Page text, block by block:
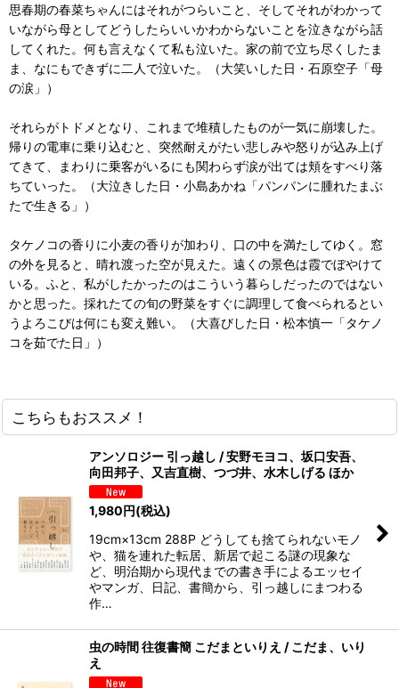
思春期の春菜ちゃんにはそれがつらいこと、そしてそれがわかって
いながら母としてどうしたらいいかわからないことを泣きながら話
してくれた。何も言えなくて私も泣いた。家の前で立ち尽くしたま
ま、なにもできずに二人で泣いた。（大笑いした日・石原空子「母
の涙」）
それらがトドメとなり、これまで堆積したものが一気に崩壊した。
帰りの電車に乗り込むと、突然耐えがたい悲しみや怒りが込み上げ
てきて、まわりに乗客がいるにも関わらず涙が出ては頬をすべり落
ちていった。（大泣きした日・小島あかね「パンパンに腫れたまぶ
たで生きる」）
タケノコの香りに小麦の香りが加わり、口の中を満たしてゆく。窓
の外を見ると、晴れ渡った空が見えた。遠くの景色は霞でぼやけて
いる。ふと、私がしたかったのはこういう暮らしだったのではない
かと思った。採れたての旬の野菜をすぐに調理して食べられるとい
うよろこびは何にも変え難い。（大喜びした日・松本慎一「タケノ
コを茹でた日」）
こちらもおススメ！
アンソロジー 引っ越し / 安野モヨコ、坂口安吾、
向田邦子、又吉直樹、つづ井、水木しげる ほか
1,980円(税込)
19cm×13cm 288P どうしても捨てられないモノ
や、猫を連れた転居、新居で起こる謎の現象な
ど、明治期から現代までの書き手によるエッセイ
やマンガ、日記、書簡から、引っ越しにまつわる
作…
虫の時間 往復書簡 こだまといりえ / こだま、いり
え